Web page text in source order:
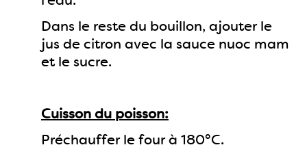
Dans le reste du bouillon, ajouter le
jus de citron avec la sauce nuoc mam
et le sucre.
Cuisson du poisson:
Préchauffer le four à 180°C.